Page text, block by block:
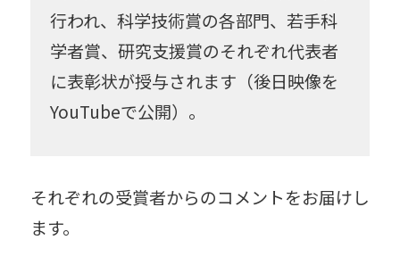
書籍
情報科学
人獣共通感染症
数学
生物 雪氷
先住民研究
総合博物館
中谷宇吉郎
薬学
環境科学
esse-sense
行われ、科学技術賞の各部門、若手科
学者賞、研究支援賞のそれぞれ代表者
に表彰状が授与されます（後日映像を
YouTubeで公開）。
それぞれの受賞者からのコメントをお届けし
ます。